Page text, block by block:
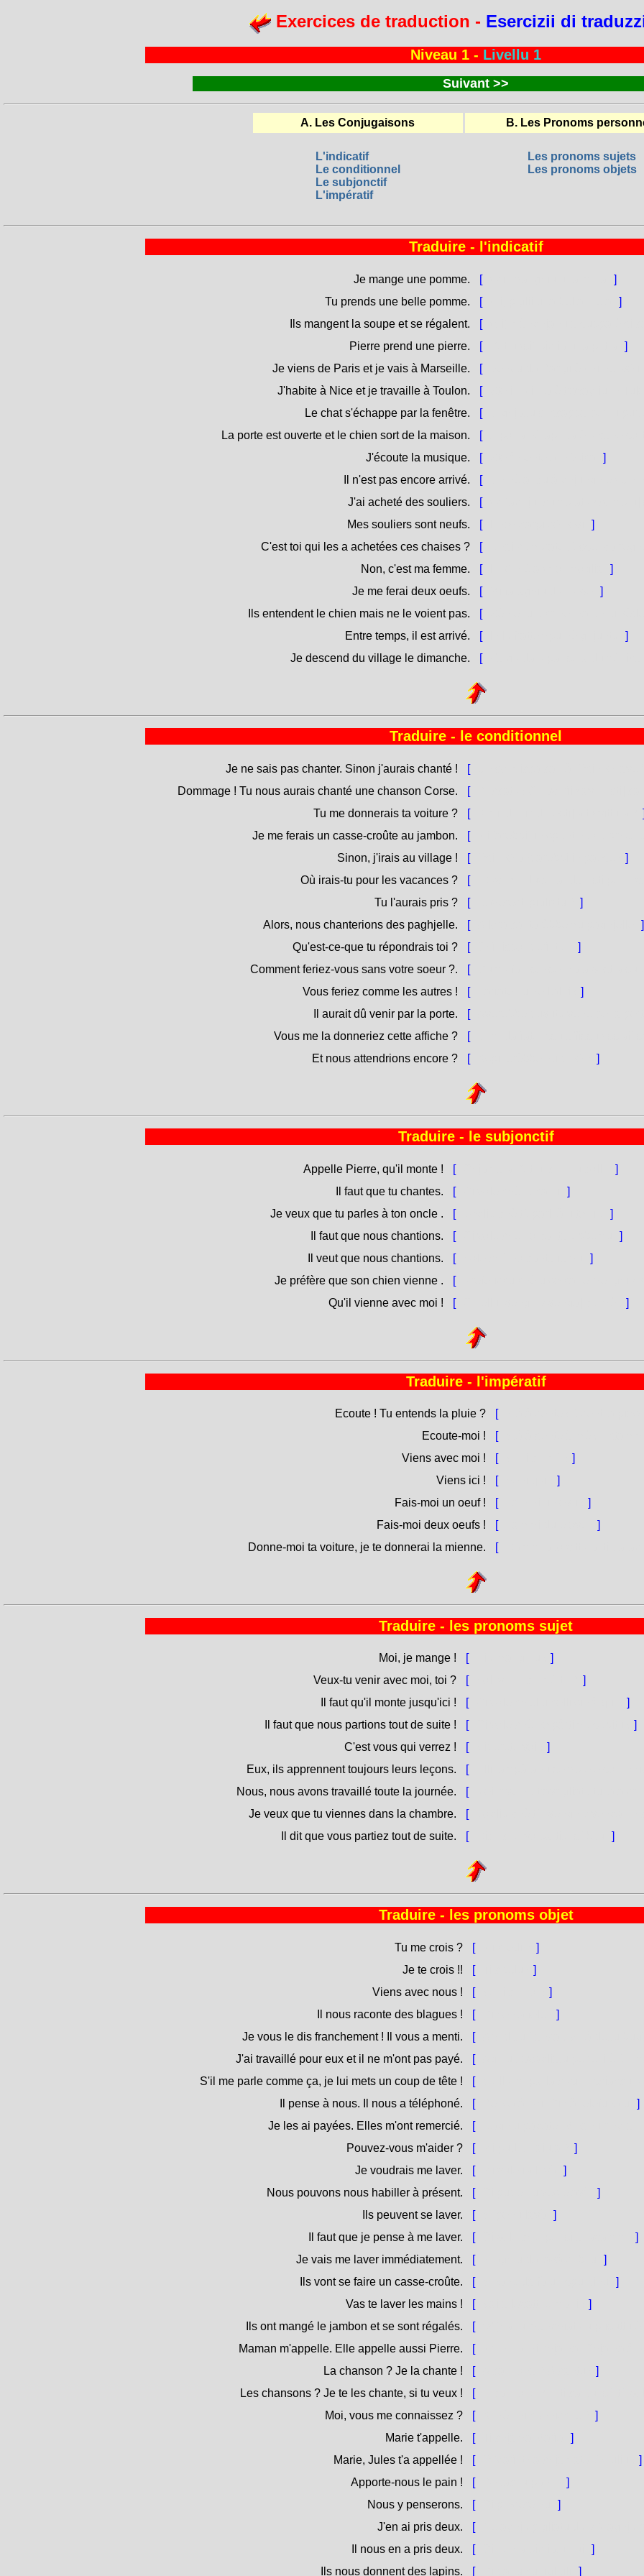
Exercices de traduction - Esercizii di
Niveau 1 - Livellu 1
Suivant >>
A. Les Conjugaisons B. Les Pronoms
L'indicatif
Le conditionnel
Le subjonctif
L'impératif
Les pronoms sujets
Les pronoms objets
Traduire - l'indicatif
Je mange une pomme. [
]
Tu prends une belle pomme.
[
]
Ils mangent la soupe et se régalent.
[
Pierre prend une pierre.
[
]
Je viens de Paris et je vais à Marseille.
[
J'habite à Nice et je travaille à Toulon.
[
Le chat s'échappe par la fenêtre.
[
La porte est ouverte et le chien sort de la maison.
[
J'écoute la musique.
[
]
Il n'est pas encore arrivé.
[
J'ai acheté des souliers.
[
Mes souliers sont neufs.
[
]
C'est toi qui les a achetées ces chaises ?
[
Non, c'est ma femme.
[
]
Je me ferai deux oeufs.
[
]
Ils entendent le chien mais ne le voient pas.
[
Entre temps, il est arrivé.
[
]
Je descend du village le dimanche.
[
Traduire - le conditionnel
Je ne sais pas chanter. Sinon j'aurais chanté ! [
Dommage ! Tu nous aurais chanté une chanson Corse.
[
Tu me donnerais ta voiture ?
[
]
Je me ferais un casse-croûte au jambon.
[
Sinon, j'irais au village !
[
]
Où irais-tu pour les vacances ?
[
Tu l'aurais pris ?
[
]
Alors, nous chanterions des paghjelle.
[
]
Qu'est-ce-que tu répondrais toi ?
[
]
Comment feriez-vous sans votre soeur ?.
[
Vous feriez comme les autres !
[
]
Il aurait dû venir par la porte.
[
Vous me la donneriez cette affiche ?
[
Et nous attendrions encore ?
[ ]
Traduire - le subjonctif
Appelle Pierre, qu'il monte ! [
]
Il faut que tu chantes.
[
]
Je veux que tu parles à ton oncle .
[
]
Il faut que nous chantions.
[
]
Il veut que nous chantions.
[
]
Je préfère que son chien vienne .
[
Qu'il vienne avec moi !
[ ]
Traduire - l'impératif
Ecoute ! Tu entends la pluie ? [
Ecoute-moi !
[
Viens avec moi !
[
]
Viens ici !
[
]
Fais-moi un oeuf !
[
]
Fais-moi deux oeufs !
[
]
Donne-moi ta voiture, je te donnerai la mienne.
[
Traduire - les pronoms sujet
Moi, je mange ! [
]
Veux-tu venir avec moi, toi ?
[
]
Il faut qu'il monte jusqu'ici !
[
]
Il faut que nous partions tout de suite !
[
]
C'est vous qui verrez !
[
]
Eux, ils apprennent toujours leurs leçons.
[
Nous, nous avons travaillé toute la journée.
[
Je veux que tu viennes dans la chambre.
[
Il dit que vous partiez tout de suite.
[ ]
Traduire - les pronoms objet
Tu me crois ? [
]
Je te crois !!
[
]
Viens avec nous !
[
]
Il nous raconte des blagues !
[
]
Je vous le dis franchement ! Il vous a menti.
[
J'ai travaillé pour eux et il ne m'ont pas payé.
[
S'il me parle comme ça, je lui mets un coup de tête !
[
Il pense à nous. Il nous a téléphoné.
[
]
Je les ai payées. Elles m'ont remercié.
[
Pouvez-vous m'aider ?
[
]
Je voudrais me laver.
[
]
Nous pouvons nous habiller à présent.
[
]
Ils peuvent se laver.
[
]
Il faut que je pense à me laver.
[
]
Je vais me laver immédiatement.
[
]
Ils vont se faire un casse-croûte.
[
]
Vas te laver les mains !
[
]
Ils ont mangé le jambon et se sont régalés.
[
Maman m'appelle. Elle appelle aussi Pierre.
[
La chanson ? Je la chante !
[
]
Les chansons ? Je te les chante, si tu veux !
[
Moi, vous me connaissez ?
[
]
Marie t'appelle.
[
]
Marie, Jules t'a appellée !
[
]
Apporte-nous le pain !
[
]
Nous y penserons.
[
]
J'en ai pris deux.
[
Il nous en a pris deux.
[
]
Ils nous donnent des lapins.
[ ]